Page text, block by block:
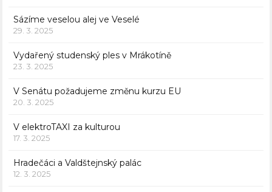
Sázíme veselou alej ve Veselé
29. 3. 2025
Vydařený studenský ples v Mrákotíně
23. 3. 2025
V Senátu požadujeme změnu kurzu EU
20. 3. 2025
V elektroTAXI za kulturou
17. 3. 2025
Hradečáci a Valdštejnský palác
12. 3. 2025